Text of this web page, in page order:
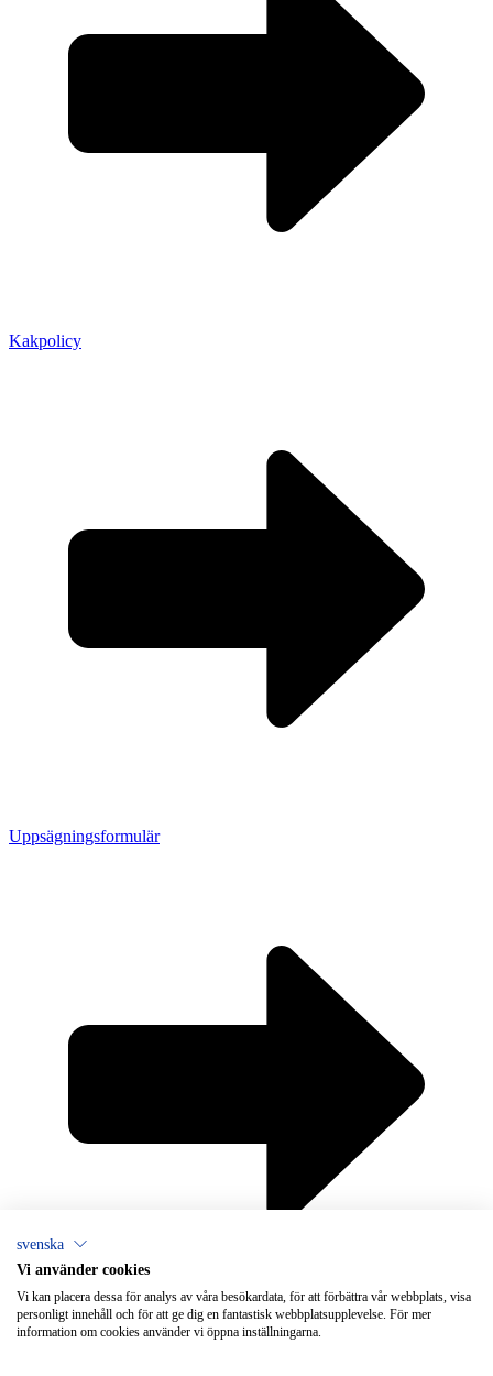
Kakpolicy
Uppsägningsformulär
svenska
Vi använder cookies
Vi kan placera dessa för analys av våra besökardata, för att förbättra vår webbplats, visa
personligt innehåll och för att ge dig en fantastisk webbplatsupplevelse. För mer
information om cookies använder vi öppna inställningarna.
Chat
Behöver du hjälp med ventilation?